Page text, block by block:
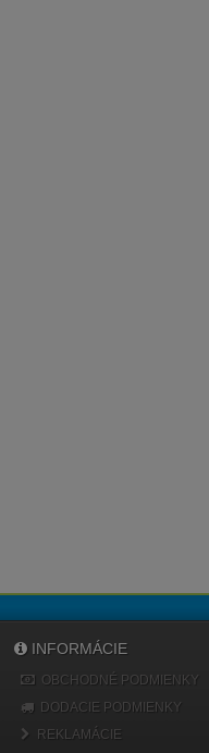
INFORMÁCIE
OBCHODNÉ PODMIENKY
DODACIE PODMIENKY
REKLAMÁCIE